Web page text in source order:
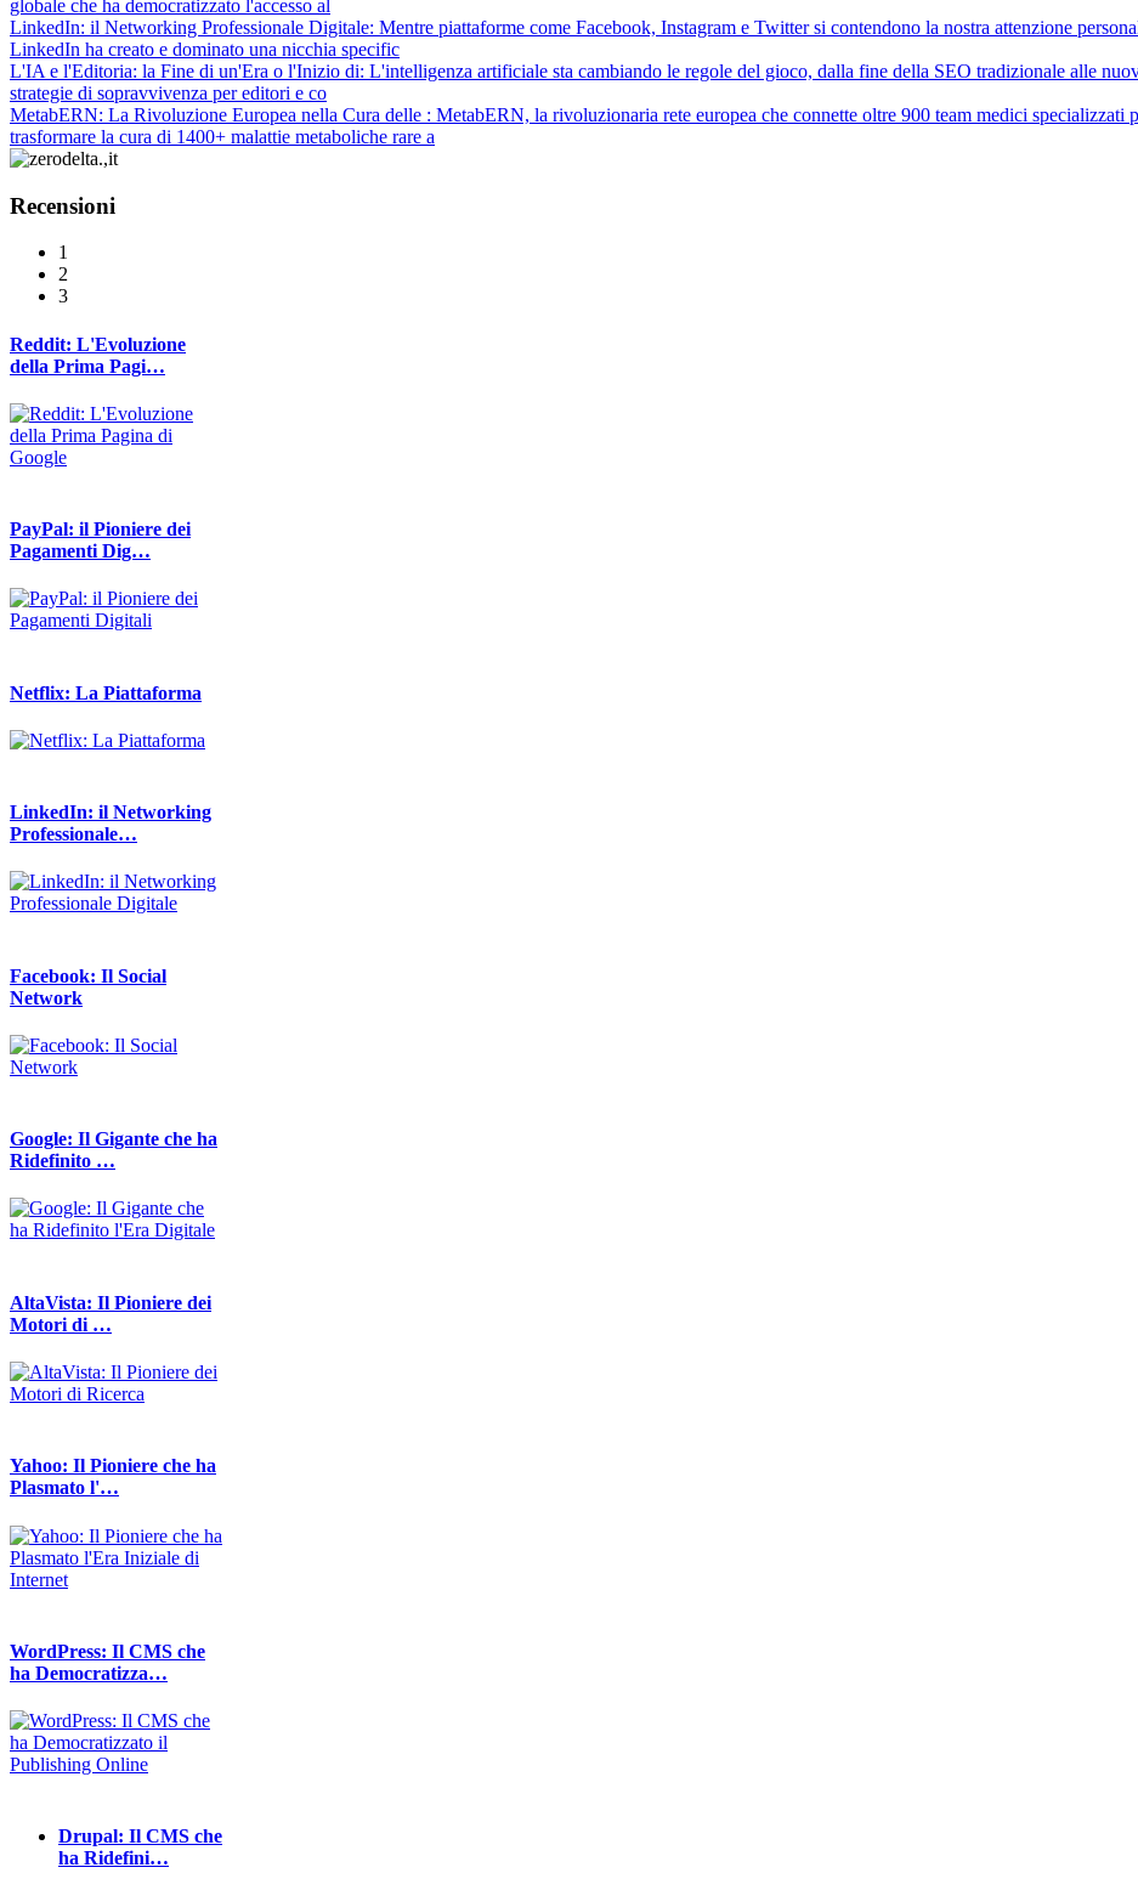
globale che ha democratizzato l'accesso al
LinkedIn: il Networking Professionale Digitale: Mentre piattaforme come Facebook, Instagram e Twitter si contendono la nostra attenzione
LinkedIn ha creato e dominato una nicchia specific
L'IA e l'Editoria: la Fine di un'Era o l'Inizio di: L'intelligenza artificiale sta cambiando le regole del gioco, dalla fine della SEO tradizionale alle
strategie di sopravvivenza per editori e co
MetabERN: La Rivoluzione Europea nella Cura delle : MetabERN, la rivoluzionaria rete europea che connette oltre 900 team medici specializzati
trasformare la cura di 1400+ malattie metaboliche rare a
Recensioni
1
2
3
Reddit: L'Evoluzione
della Prima Pagi…
PayPal: il Pioniere dei
Pagamenti Dig…
Netflix: La Piattaforma
LinkedIn: il Networking
Professionale…
Facebook: Il Social
Network
Google: Il Gigante che ha
Ridefinito …
AltaVista: Il Pioniere dei
Motori di …
Yahoo: Il Pioniere che ha
Plasmato l'…
WordPress: Il CMS che
ha Democratizza…
Drupal: Il CMS che
ha Ridefini…